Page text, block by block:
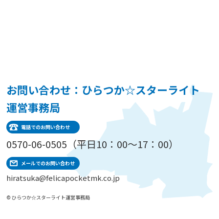
お問い合わせ：ひらつか☆スターライト
運営事務局
電話でのお問い合わせ
0570-06-0505（平日10：00～17：00）
メールでのお問い合わせ
hiratsuka@felicapocketmk.co.jp
© ひらつか☆スターライト運営事務局